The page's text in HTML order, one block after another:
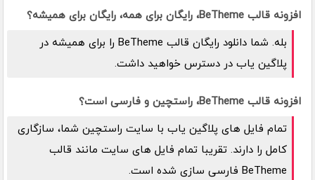
افزونه قالب BeTheme، رایگان برای همه، رایگان برای همیشه؟
بله. شما دانلود رایگان قالب BeTheme را برای همیشه در
پلاگین یاب در دسترس خواهید داشت.
افزونه قالب BeTheme، راستچین و فارسی است؟
تمام فایل های پلاگین یاب با سایت راستچین شما، سازگاری
کامل را دارند. تقریبا تمام فایل های سایت مانند قالب
BeTheme فارسی سازی شده است.